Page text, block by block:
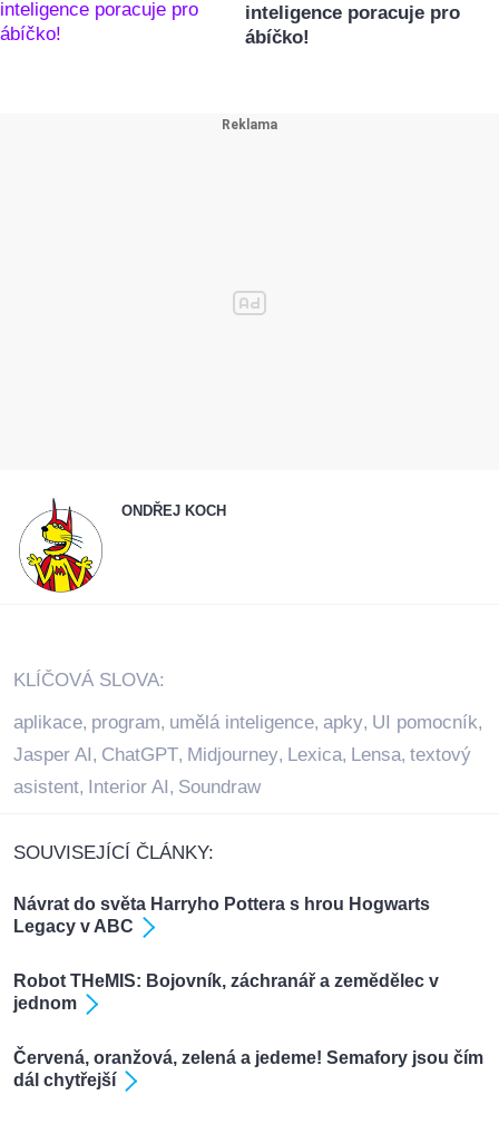
inteligence poracuje pro
ábíčko!
ONDŘEJ KOCH
KLÍČOVÁ SLOVA:
aplikace, program, umělá inteligence, apky, UI pomocník,
Jasper AI, ChatGPT, Midjourney, Lexica, Lensa, textový
asistent, Interior AI, Soundraw
SOUVISEJÍCÍ ČLÁNKY:
Návrat do světa Harryho Pottera s hrou Hogwarts
Legacy v ABC
Robot THeMIS: Bojovník, záchranář a zemědělec v
jednom
Červená, oranžová, zelená a jedeme! Semafory jsou čím
dál chytřejší